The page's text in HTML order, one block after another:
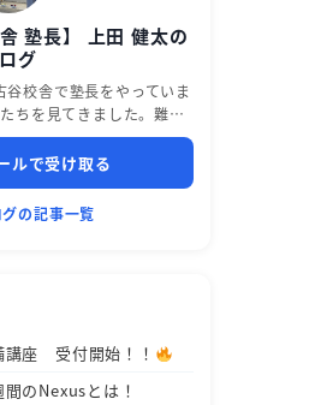
塾長】 上田 健太の
グ
校舎で塾長をやっていま
ちを見てきました。難…
ルで受け取る
の記事一覧
講座 受付開始！！
のNexusとは！